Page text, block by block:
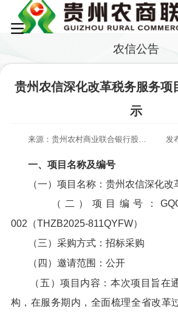
农信公告
贵州农信深化改革税务服务项
示
发
一、项目名称及编号
（一）项目名称：贵州农信深化改
（二）项目编号：
002（THZB2025-811QYFW）
（三）采购方式：招标采购
（四）邀请范围：公开
（五）项目内容：本次项目旨在
构，在服务期内，全面梳理全省改革